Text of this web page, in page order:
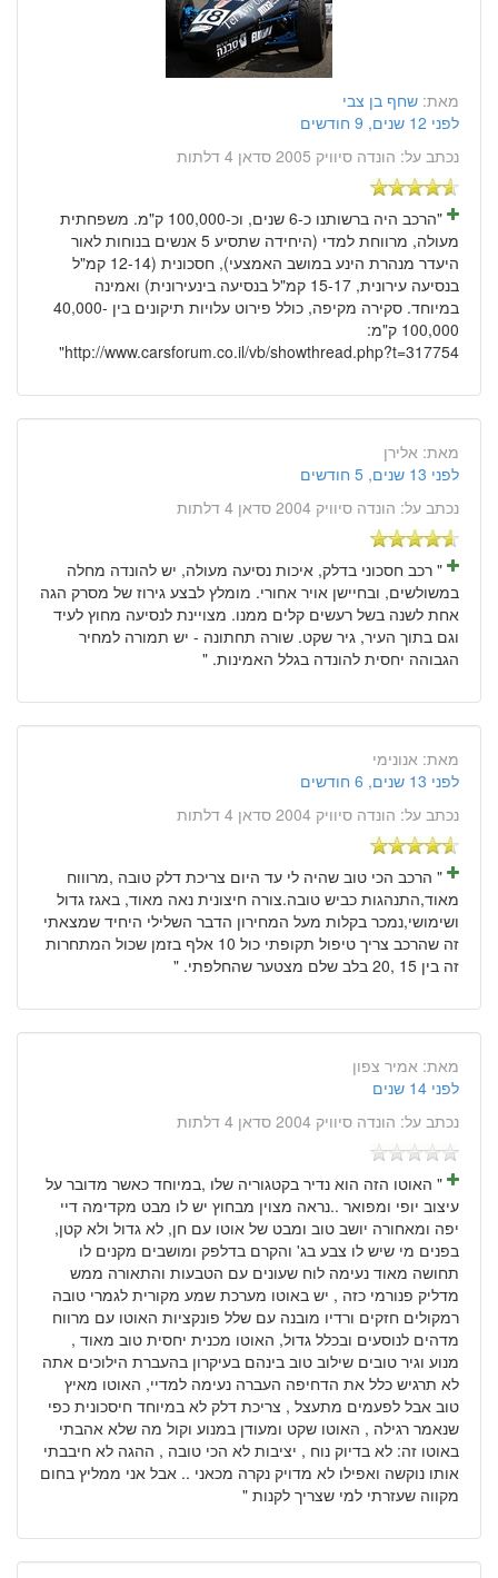
מאת: שחף בן צבי
לפני 12 שנים, 9 חודשים
נכתב על: הונדה סיוויק 2005 סדאן 4 דלתות
"הרכב היה ברשותנו כ-6 שנים, וכ-100,000 ק"מ. משפחתית
מעולה, מרווחת למדי (היחידה שתסיע 5 אנשים בנוחות לאור
היעדר מנהרת הינע במושב האמצעי), חסכונית (12-14 קמ"ל
בנסיעה עירונית, 15-17 קמ"ל בנסיעה בינעירונית) ואמינה
במיוחד. סקירה מקיפה, כולל פירוט עלויות תיקונים בין 40,000-
100,000 ק"מ:
http://www.carsforum.co.il/vb/showthread.php?t=317754"
מאת: אלירן
לפני 13 שנים, 5 חודשים
נכתב על: הונדה סיוויק 2004 סדאן 4 דלתות
" רכב חסכוני בדלק, איכות נסיעה מעולה, יש להונדה מחלה
במשולשים, ובחיישן אויר אחורי. מומלץ לבצע גירוז של מסרק הגה
אחת לשנה בשל רעשים קלים ממנו. מצויינת לנסיעה מחוץ לעיד
וגם בתוך העיר, גיר שקט. שורה תחתונה - יש תמורה למחיר
הגבוהה יחסית להונדה בגלל האמינות. "
מאת: אנונימי
לפני 13 שנים, 6 חודשים
נכתב על: הונדה סיוויק 2004 סדאן 4 דלתות
" הרכב הכי טוב שהיה לי עד היום צריכת דלק טובה ,מרוווח
מאוד,התנהגות כביש טובה.צורה חיצונית נאה מאוד, באגז גדול
ושימושי,נמכר בקלות מעל המחירון הדבר השלילי היחיד שמצאתי
זה שהרכב צריך טיפול תקופתי כול 10 אלף בזמן שכול המתחרות
זה בין 15 ,20 בלב שלם מצטער שהחלפתי. "
מאת: אמיר צפון
לפני 14 שנים
נכתב על: הונדה סיוויק 2004 סדאן 4 דלתות
" האוטו הזה הוא נדיר בקטגוריה שלו ,במיוחד כאשר מדובר על
עיצוב יופי ומפואר ..נראה מצוין מבחוץ יש לו מבט מקדימה דיי
יפה ומאחורה יושב טוב ומבט של אוטו עם חן, לא גדול ולא קטן,
בפנים מי שיש לו צבע בג' והקרם בדלפק ומושבים מקנים לו
תחושה מאוד נעימה לוח שעונים עם הטבעות והתאורה ממש
מדליק פנורמי כזה , יש באוטו מערכת שמע מקורית לגמרי טובה
רמקולים חזקים ורדיו מובנה עם שלל פונקציות האוטו עם מרווח
מדהים לנוסעים ובכלל גדול, האוטו מכנית יחסית טוב מאוד ,
מנוע וגיר טובים שילוב טוב בינהם בעיקרון בהעברת הילוכים אתה
לא תרגיש כלל את הדחיפה העברה נעימה למדיי, האוטו מאיץ
טוב אבל לפעמים מתעצל , צריכת דלק לא במיוחד חיסכונית כפי
שנאמר רגילה , האוטו שקט ומעודן במנוע וקול מה שלא אהבתי
באוטו זה: לא בדיוק נוח , יציבות לא הכי טובה , ההגה לא חיבבתי
אותו נוקשה ואפילו לא מדויק נקרה מכאני .. אבל אני ממליץ בחום
מקווה שעזרתי למי שצריך לקנות "